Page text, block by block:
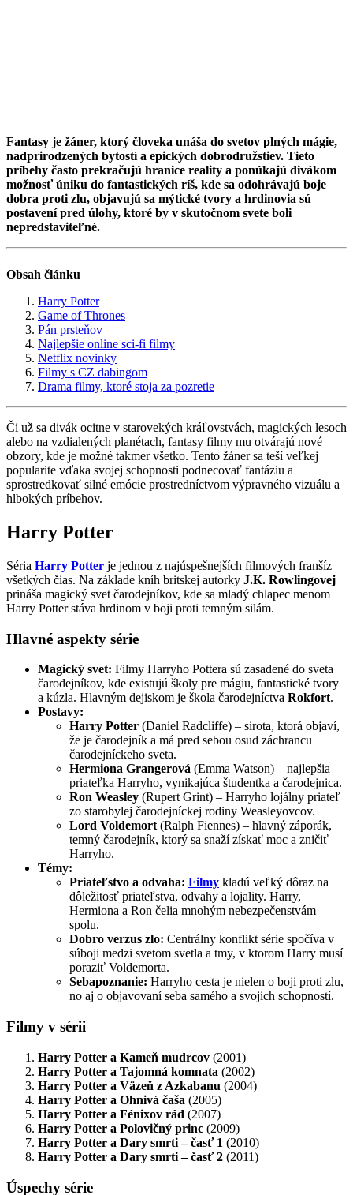
Fantasy je žáner, ktorý človeka unáša do svetov plných mágie,
nadprirodzených bytostí a epických dobrodružstiev. Tieto
príbehy často prekračujú hranice reality a ponúkajú divákom
možnosť úniku do fantastických ríš, kde sa odohrávajú boje
dobra proti zlu, objavujú sa mýtické tvory a hrdinovia sú
postavení pred úlohy, ktoré by v skutočnom svete boli
nepredstaviteľné.
Obsah článku
Harry Potter
Game of Thrones
Pán prsteňov
Najlepšie online sci-fi filmy
Netflix novinky
Filmy s CZ dabingom
Drama filmy, ktoré stoja za pozretie
Či už sa divák ocitne v starovekých kráľovstvách, magických lesoch
alebo na vzdialených planétach, fantasy filmy mu otvárajú nové
obzory, kde je možné takmer všetko. Tento žáner sa teší veľkej
popularite vďaka svojej schopnosti podnecovať fantáziu a
sprostredkovať silné emócie prostredníctvom výpravného vizuálu a
hlbokých príbehov.
Harry Potter
Séria Harry Potter je jednou z najúspešnejších filmových franšíz
všetkých čias. Na základe kníh britskej autorky J.K. Rowlingovej
prináša magický svet čarodejníkov, kde sa mladý chlapec menom
Harry Potter stáva hrdinom v boji proti temným silám.
Hlavné aspekty série
Magický svet: Filmy Harryho Pottera sú zasadené do sveta
čarodejníkov, kde existujú školy pre mágiu, fantastické tvory
a kúzla. Hlavným dejiskom je škola čarodejníctva Rokfort.
Postavy:
Harry Potter (Daniel Radcliffe) – sirota, ktorá objaví,
že je čarodejník a má pred sebou osud záchrancu
čarodejníckeho sveta.
Hermiona Grangerová (Emma Watson) – najlepšia
priateľka Harryho, vynikajúca študentka a čarodejnica.
Ron Weasley (Rupert Grint) – Harryho lojálny priateľ
zo starobylej čarodejníckej rodiny Weasleyovcov.
Lord Voldemort(Ralph Fiennes) – hlavný záporák,
temný čarodejník, ktorý sa snaží získať moc a zničiť
Harryho.
Témy:
Priateľstvo a odvaha: Filmy kladú veľký dôraz na
dôležitosť priateľstva, odvahy a lojality. Harry,
Hermiona a Ron čelia mnohým nebezpečenstvám
spolu.
Dobro verzus zlo: Centrálny konflikt série spočíva v
súboji medzi svetom svetla a tmy, v ktorom Harry musí
poraziť Voldemorta.
Sebapoznanie: Harryho cesta je nielen o boji proti zlu,
no aj o objavovaní seba samého a svojich schopností.
Filmy v sérii
Harry Potter a Kameň mudrcov (2001)
Harry Potter a Tajomná komnata (2002)
Harry Potter a Väzeň z Azkabanu (2004)
Harry Potter a Ohnivá čaša (2005)
Harry Potter a Fénixov rád (2007)
Harry Potter a Polovičný princ (2009)
Harry Potter a Dary smrti – časť 1 (2010)
Harry Potter a Dary smrti – časť 2 (2011)
Úspechy série